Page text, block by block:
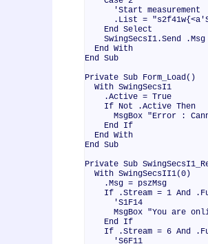
'Start measurement
.List =
End Select
SwingSecsI1.Send .Msg
End With
End Sub
Private Sub Form_Load()
With SwingSecsI1
.Active = True
If Not .Active Then
MsgBox "Error :
End If
End With
End Sub
Private Sub
With SwingSecsII1(0)
.Msg = pszMsg
If .Stream = 1 And
'S1F14
MsgBox "You are
End If
If .Stream = 6 And
'S6F11